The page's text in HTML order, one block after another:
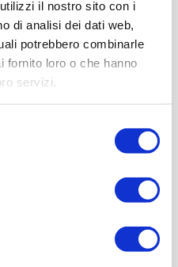
il nostro sito con i
di analisi dei dati web,
potrebbero combinarle
fornito loro o che hanno
servizi.